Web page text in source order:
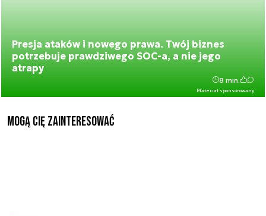
Presja ataków i nowego prawa. Twój biznes
potrzebuje prawdziwego SOC-a, a nie jego
atrapy
Materiał sponsorowany
8 min.
Mogą Cię zainteresować